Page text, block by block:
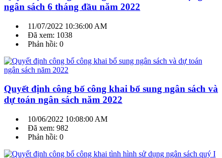
ngân sách 6 tháng đầu năm 2022
11/07/2022 10:36:00 AM
Đã xem: 1038
Phản hồi: 0
Quyết định công bố công khai bổ sung ngân sách và
dự toán ngân sách năm 2022
10/06/2022 10:08:00 AM
Đã xem: 982
Phản hồi: 0